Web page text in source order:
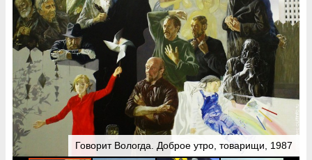
Говорит Вологда. Доброе утро, товарищи, 1987